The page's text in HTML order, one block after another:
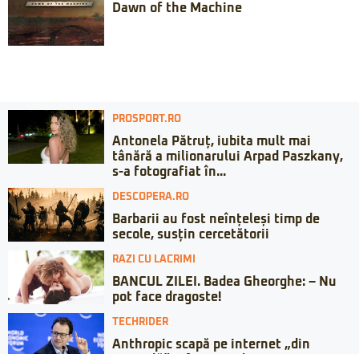
Dawn of the Machine
PROSPORT.RO
Antonela Pătruț, iubita mult mai
tânără a milionarului Arpad Paszkany,
s-a fotografiat în...
DESCOPERA.RO
Barbarii au fost neînțeleși timp de
secole, susțin cercetătorii
RAZI CU LACRIMI
BANCUL ZILEI. Badea Gheorghe: – Nu
pot face dragoste!
TECHRIDER
Anthropic scapă pe internet „din